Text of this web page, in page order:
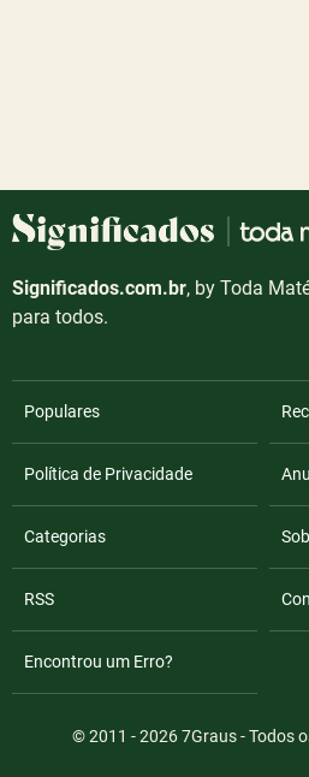
Significados.com.br, by Toda
para todos.
Populares
Política de Privacidade
Categorias
RSS
Encontrou um Erro?
© 2011 - 20267Graus- Todos